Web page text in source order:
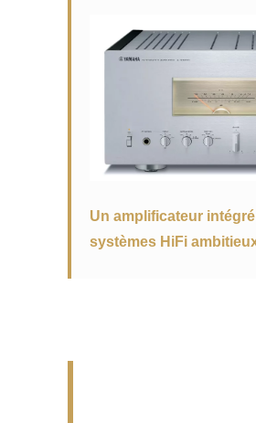
Un amplificateur
systèmes HiFi